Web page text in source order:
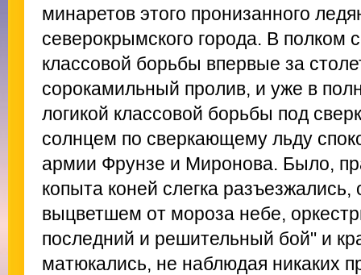
минаретов этого пронизанного
северокрымского города. В полком
классовой борьбы впервые за
сорокамильный пролив, и уже в
логикой классовой борьбы под
солнцем по сверкающему льду
армии Фрунзе и Миронова. Было,
копыта коней слегка
выцветшем от мороза небе,
последний и решительный бой" и
матюкались, не наблюдая никаких